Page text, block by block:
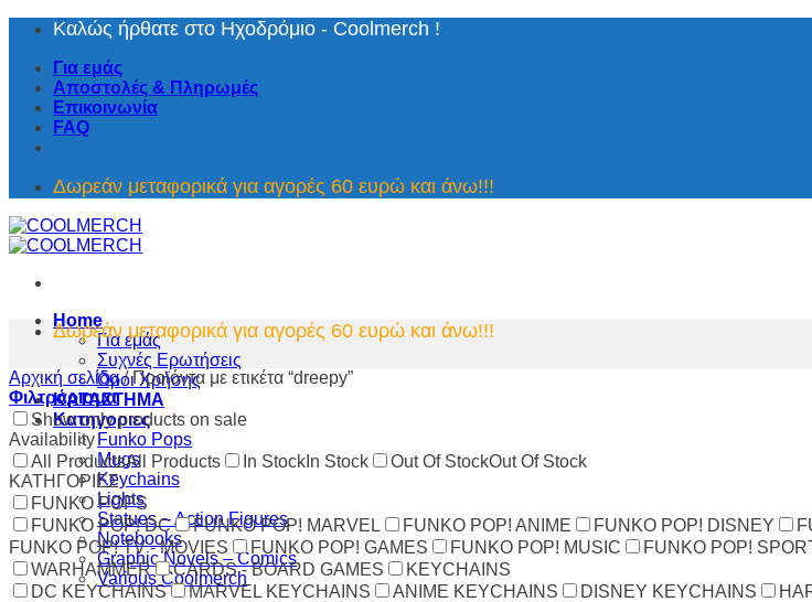
Μετάβαση
περιεχόμενο
Καλώς ήρθατε στο Ηχοδρόμιο - Coolmerch !
Για εμάς
Αποστολές & Πληρωμές
Επικοινωνία
FAQ
Δωρεάν μεταφορικά για αγορές 60 ευρώ και άνω!!!
Home
Για εμάς
Συχνές Ερωτήσεις
Όροι Χρήσης
ΚΑΤΑΣΤΗΜΑ
Κατηγοριες
Funko Pops
Mugs
Keychains
Lights
Statues – Action Figures
Notebooks
Graphic Novels – Comics
Various Coolmerch
Δωρεάν μεταφορικά για αγορές 60 ευρώ και άνω!!!
Αρχική σελίδα /Προϊόντα με ετικέτα “dreepy”
Φιλτράρισμα
Show only products on sale
Availability
All ProductsAll Products In Stock In Stock Out Of StockOut Of Stock
ΚΑΤΗΓΟΡΙΕΣ
FUNKO POPS
FUNKO POP! DC
FUNKO POP! MARVEL FUNKO POP! ANIME FUNKO POP! DISNEY
FUNKO POP! TV - MOVIES
FUNKO POP! GAMES FUNKO POP! MUSIC FUNKO POP!
WARHAMMER
CARDS - BOARD GAMES
KEYCHAINS
DC KEYCHAINS
MARVEL KEYCHAINS ANIME KEYCHAINS DISNEY KEYCHAINS